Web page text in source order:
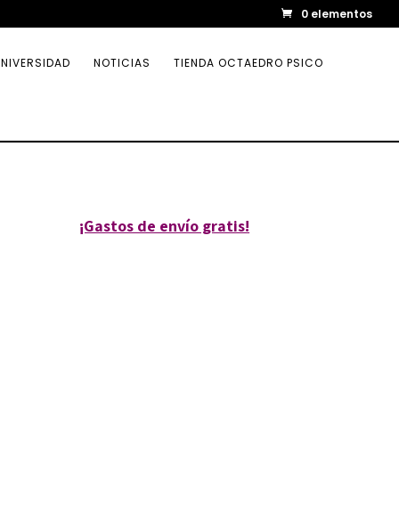
0 elementos
NOTICIAS TIENDA OCTAEDRO PSICO
¡Gastos de envío gratis!